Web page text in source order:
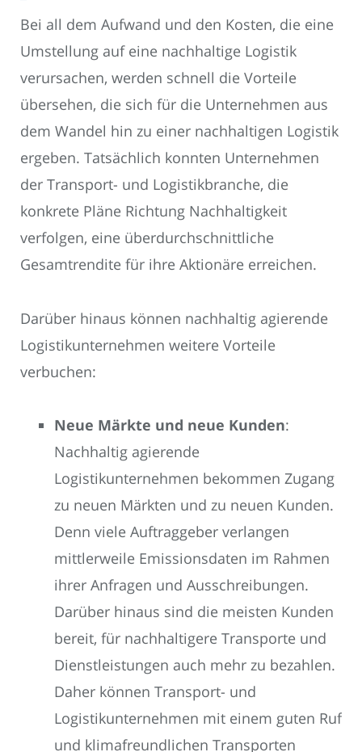
Bei all dem Aufwand und den Kosten, die eine
Umstellung auf eine nachhaltige Logistik
verursachen, werden schnell die Vorteile
übersehen, die sich für die Unternehmen aus
dem Wandel hin zu einer nachhaltigen Logistik
ergeben. Tatsächlich konnten Unternehmen
der Transport- und Logistikbranche, die
konkrete Pläne Richtung Nachhaltigkeit
verfolgen, eine überdurchschnittliche
Gesamtrendite für ihre Aktionäre erreichen.
Darüber hinaus können nachhaltig agierende
Logistikunternehmen weitere Vorteile
verbuchen:
Neue Märkte und neue Kunden:
Nachhaltig agierende
Logistikunternehmen bekommen Zugang
zu neuen Märkten und zu neuen Kunden.
Denn viele Auftraggeber verlangen
mittlerweile Emissionsdaten im Rahmen
ihrer Anfragen und Ausschreibungen.
Darüber hinaus sind die meisten Kunden
bereit, für nachhaltigere Transporte und
Dienstleistungen auch mehr zu bezahlen.
Daher können Transport- und
Logistikunternehmen mit einem guten Ruf
und klimafreundlichen Transporten